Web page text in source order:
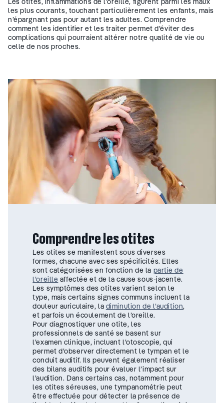
les plus courants, touchant particulièrement les enfants, mais
n’épargnant pas pour autant les adultes. Comprendre
comment les identifier et les traiter permet d’éviter des
complications qui pourraient altérer notre qualité de vie ou
celle de nos proches.
Comprendre les otites
Les otites se manifestent sous diverses
formes, chacune avec ses spécificités. Elles
sont catégorisées en fonction de la partie de
l’oreille affectée et de la cause sous-jacente.
Les symptômes des otites varient selon le
type, mais certains signes communs incluent la
douleur auriculaire, la diminution de l’audition,
et parfois un écoulement de l’oreille.
Pour diagnostiquer une otite, les
professionnels de santé se basent sur
l’examen clinique, incluant l’otoscopie, qui
permet d’observer directement le tympan et le
conduit auditif. Ils peuvent également réaliser
des bilans auditifs pour évaluer l’impact sur
l’audition. Dans certains cas, notamment pour
les otites séreuses, une tympanométrie peut
être effectuée pour détecter la présence de